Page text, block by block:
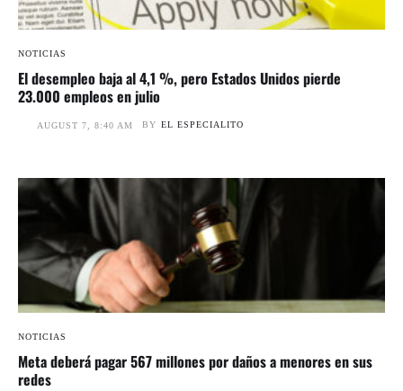
NOTICIAS
El desempleo baja al 4,1 %, pero Estados Unidos pierde
23.000 empleos en julio
AUGUST 7, 8:40 AM BY EL ESPECIALITO
NOTICIAS
Meta deberá pagar 567 millones por daños a menores en sus
redes